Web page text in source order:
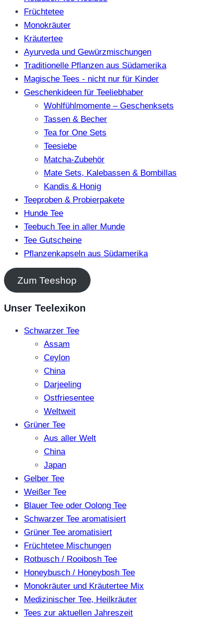
Früchtetee
Monokräuter
Kräutertee
Ayurveda und Gewürzmischungen
Traditionelle Pflanzen aus Südamerika
Magische Tees - nicht nur für Kinder
Geschenkideen für Teeliebhaber
Wohlfühlmomente – Geschenksets
Tassen & Becher
Tea for One Sets
Teesiebe
Matcha-Zubehör
Mate Sets, Kalebassen & Bombillas
Kandis & Honig
Teeproben & Probierpakete
Hunde Tee
Teebuch Tee in aller Munde
Tee Gutscheine
Pflanzenkapseln aus Südamerika
Zum Teeshop
Unser Teelexikon
Schwarzer Tee
Assam
Ceylon
China
Darjeeling
Ostfriesentee
Weltweit
Grüner Tee
Aus aller Welt
China
Japan
Gelber Tee
Weißer Tee
Blauer Tee oder Oolong Tee
Schwarzer Tee aromatisiert
Grüner Tee aromatisiert
Früchtetee Mischungen
Rotbusch / Rooibosh Tee
Honeybusch / Honeybosh Tee
Monokräuter und Kräutertee Mix
Medizinischer Tee, Heilkräuter
Tees zur aktuellen Jahreszeit